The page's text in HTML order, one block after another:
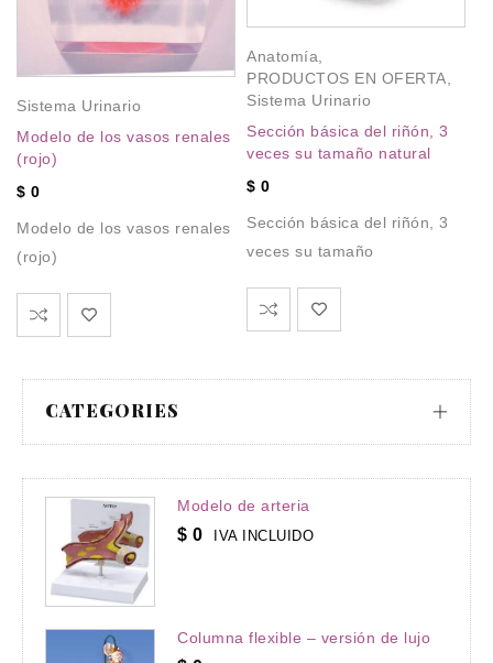
CATEGORIES
Modelo de arteria
$ 0 IVA INCLUIDO
Columna flexible – versión de lujo
Sistema Urinario
Modelo de los vasos renales
(rojo)
$ 0
Modelo de los vasos renales
(rojo)
Anatomía,
PRODUCTOS EN OFERTA,
Sistema Urinario
Sección básica del riñón, 3
veces su tamaño natural
$ 0
Sección básica del riñón, 3
veces su tamaño